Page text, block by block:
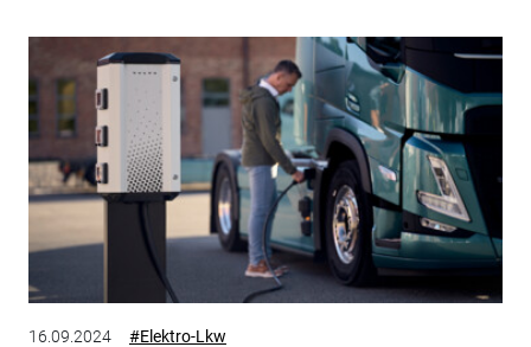
16.09.2024 #Elektro-Lkw